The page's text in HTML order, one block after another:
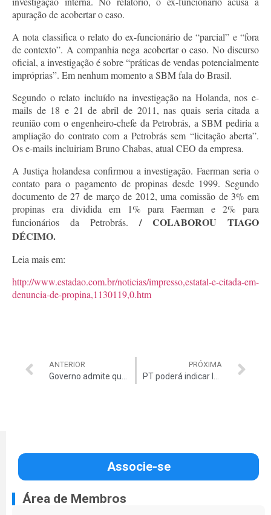
apuração de acobertar o caso.
A nota classifica o relato do ex-funcionário de “parcial” e “fora
de contexto”. A companhia nega acobertar o caso. No discurso
oficial, a investigação é sobre “práticas de vendas potencialmente
impróprias”. Em nenhum momento a SBM fala do Brasil.
Segundo o relato incluído na investigação na Holanda, nos e-
mails de 18 e 21 de abril de 2011, nas quais seria citada a
reunião com o engenheiro-chefe da Petrobrás, a SBM pediria a
ampliação do contrato com a Petrobrás sem “licitação aberta”.
Os e-mails incluiriam Bruno Chabas, atual CEO da empresa.
A Justiça holandesa confirmou a investigação. Faerman seria o
contato para o pagamento de propinas desde 1999. Segundo
documento de 27 de março de 2012, uma comissão de 3% em
propinas era dividida em 1% para Faerman e 2% para
funcionários da Petrobrás.
/ COLABOROU TIAGO
DÉCIMO.
Leia mais em:
http://www.estadao.com.br/noticias/impresso,estatal-e-citada-em-
denuncia-de-propina,1130119,0.htm
ANTERIOR PRÓXIMA
Associe-se
Área de Membros